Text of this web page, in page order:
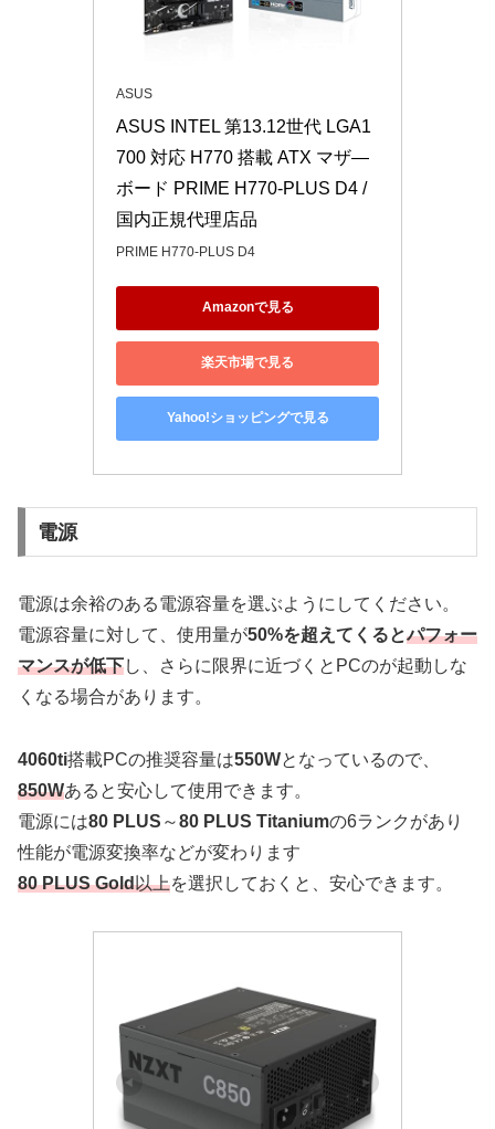
ASUS
ASUS INTEL 第13.12世代 LGA1
700 対応 H770 搭載 ATX マザ―
ボード PRIME H770-PLUS D4 /
国内正規代理店品
PRIME H770-PLUS D4
Amazonで見る
楽天市場で見る
Yahoo!ショッピングで見る
電源
電源は余裕のある電源容量を選ぶようにしてください。
電源容量に対して、使用量が50%を超えてくるとパフォー
マンスが低下し、さらに限界に近づくとPCのが起動しな
くなる場合があります。
4060ti搭載PCの推奨容量は550Wとなっているので、
850Wあると安心して使用できます。
電源には80 PLUS ～80 PLUS Titaniumの6ランクがあり
性能が電源変換率などが変わります
80 PLUS Gold以上を選択しておくと、安心できます。